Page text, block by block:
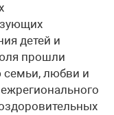
детей и
прошли
любви и